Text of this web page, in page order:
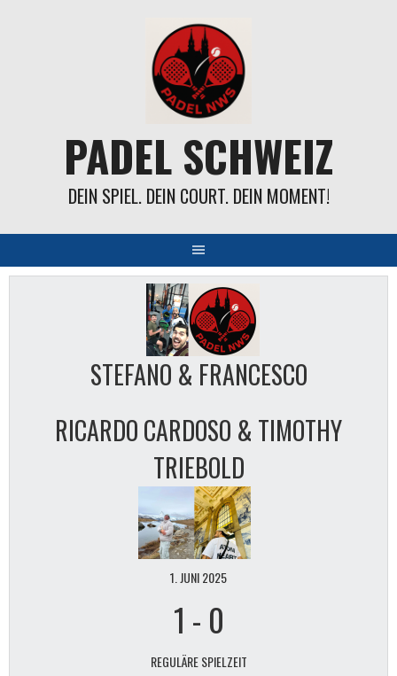
PADEL SCHWEIZ
DEIN SPIEL. DEIN COURT. DEIN MOMENT!
STEFANO & FRANCESCO
RICARDO CARDOSO & TIMOTHY
TRIEBOLD
1. JUNI 2025
1 - 0
REGULÄRE SPIELZEIT